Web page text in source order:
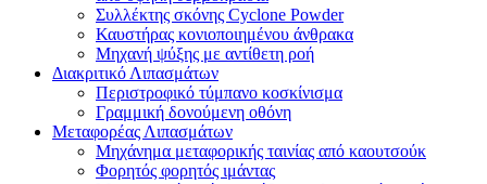
Συλλέκτης σκόνης Cyclone Powder
Καυστήρας κονιοποιημένου άνθρακα
Μηχανή ψύξης με αντίθετη ροή
Διακριτικό Λιπασμάτων
Περιστροφικό τύμπανο κοσκίνισμα
Γραμμική δονούμενη οθόνη
Μεταφορέας Λιπασμάτων
Μηχάνημα μεταφορικής ταινίας από καουτσούκ
Φορητός φορητός ιμάντας